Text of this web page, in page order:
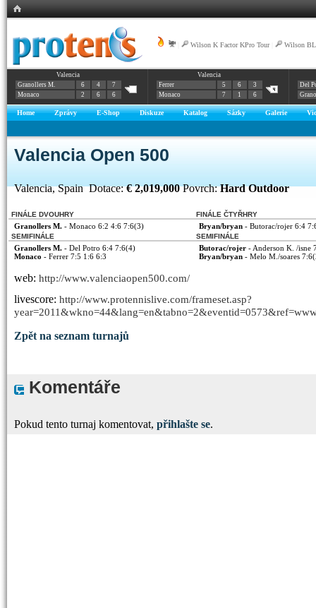
Wilson K Factor KPro Tour| Wilson
Valencia
Granollers M.
6 4
7
Monaco
2 6 6
Valencia
Ferrer
5 6
3
Monaco
7 1 6
Del
Home Zprávy E-Shop Diskuze Katalog Sázky Galerie
Valencia Open 500
Valencia, Spain Dotace:€ 2,019,000Povrch:Hard Outdoor
FINÁLE DVOUHRY
Granollers M. - Monaco 6:2 4:6 7:6(3)
FINÁLE ČTYŘHRY
Bryan/bryan - Butorac/rojer 6:4
SEMIFINÁLE
Granollers M. - Del Potro 6:4 7:6(4)
Monaco - Ferrer 7:5 1:6 6:3
SEMIFINÁLE
Butorac/rojer - Anderson K. /isne
Bryan/bryan - Melo M./soares
web: http://www.valenciaopen500.com/
livescore: http://www.protennislive.com/frameset.asp?
Zpět na seznam turnajů
Komentáře
Pokud tento turnaj komentovat, přihlašte se.